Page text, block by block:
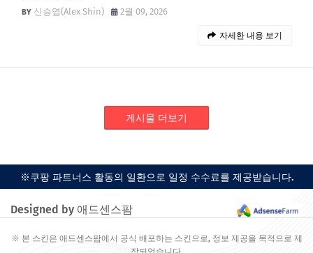
신승엽(Alex Shin)
2월 09, 2026
자세한 내용 보기
게시물 더보기
※쿠팡 파트너스 활동의 일환으로 일정 수수료를 제공받습니다.
Designed by 애드센스팜
※ 본 스킨은 애드센스팜에서 공식 배포하는 스킨으로, 정보 제공을 목적으로 제